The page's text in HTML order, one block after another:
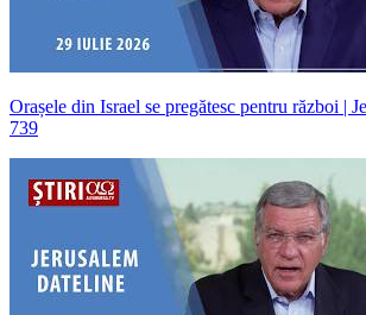
Orașele din Israel se pregătesc pentru război |
739